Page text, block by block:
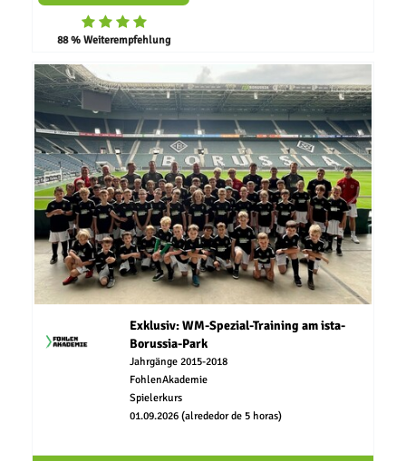
88 % Weiterempfehlung
Exklusiv: WM-Spezial-Training am ista-
Borussia-Park
Jahrgänge 2015-2018
FohlenAkademie
Spielerkurs
01.09.2026 (alrededor de 5 horas)